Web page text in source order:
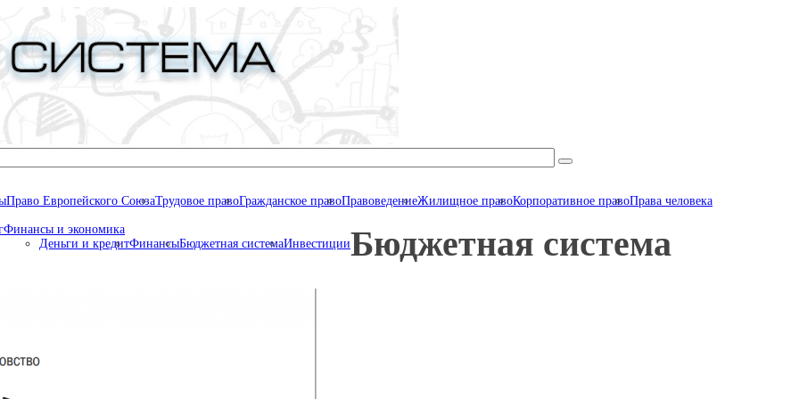
Право Европейского СоюзаТрудовое правоГражданское правоПравоведениеЖилищное правоКорпоративное правоПрава человека
Финансы и экономика
Деньги и кредитФинансыБюджетная системаИнвестицииБюджетная система